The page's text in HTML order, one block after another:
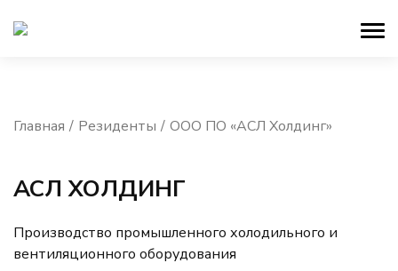
Главная Резиденты ООО ПО «АСЛ Холдинг»
АСЛ ХОЛДИНГ
Производство промышленного холодильного и
вентиляционного оборудования